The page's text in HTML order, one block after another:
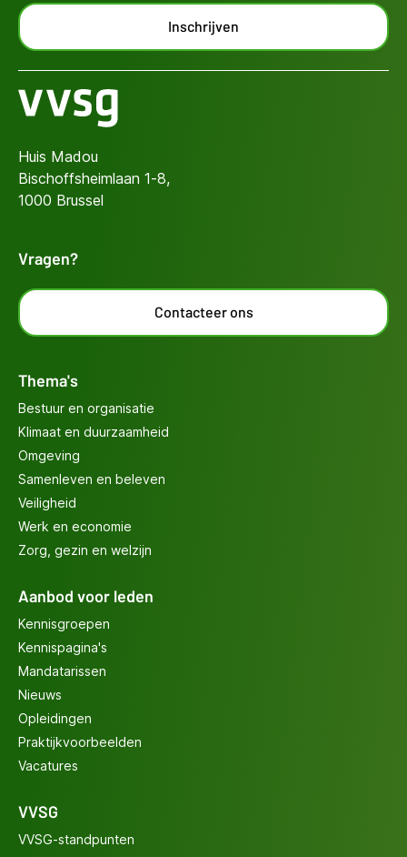
Inschrijven
Huis Madou
Bischoffsheimlaan 1-8,
1000 Brussel
Vragen?
Contacteer ons
Thema's
Bestuur en organisatie
Klimaat en duurzaamheid
Omgeving
Samenleven en beleven
Veiligheid
Werk en economie
Zorg, gezin en welzijn
Aanbod voor leden
Kennisgroepen
Kennispagina's
Mandatarissen
Nieuws
Opleidingen
Praktijkvoorbeelden
Vacatures
VVSG
VVSG-standpunten